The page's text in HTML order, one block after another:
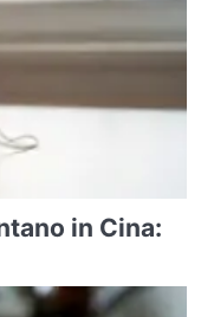
in Cina: